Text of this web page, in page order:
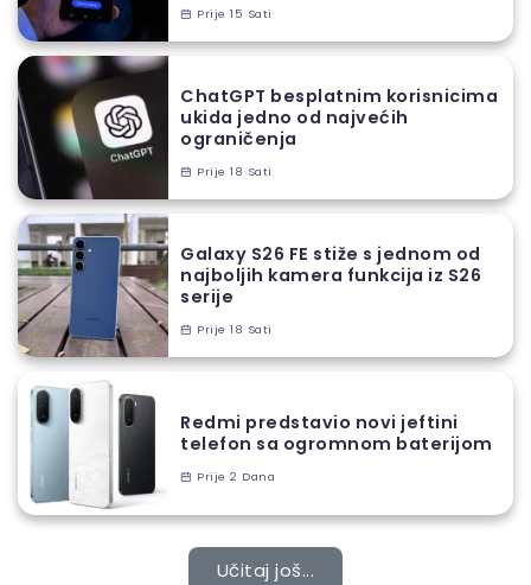
Prije 15 Sati
ChatGPT besplatnim korisnicima
ukida jedno od najvećih
ograničenja
Prije 18 Sati
Galaxy S26 FE stiže s jednom od
najboljih kamera funkcija iz S26
serije
Prije 18 Sati
Redmi predstavio novi jeftini
telefon sa ogromnom baterijom
Prije 2 Dana
Učitaj još...